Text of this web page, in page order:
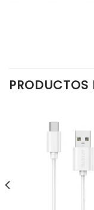
PRODUCTOS